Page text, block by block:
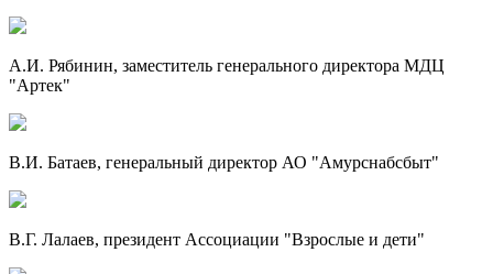
А.И. Рябинин, заместитель генерального директора МДЦ
"Артек"
В.И. Батаев, генеральный директор АО "Амурснабсбыт"
В.Г. Лалаев, президент Ассоциации "Взрослые и дети"